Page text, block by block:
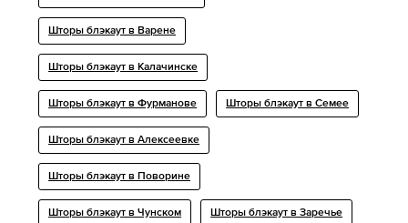
Шторы блэкаут в Варене
Шторы блэкаут в Калачинске
Шторы блэкаут в Фурманове Шторы блэкаут в Семее
Шторы блэкаут в Алексеевке
Шторы блэкаут в Поворине
Шторы блэкаут в Чунском Шторы блэкаут в Заречье